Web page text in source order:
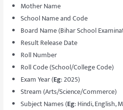
Mother Name
School Name and Code
Board Name (Bihar School
Result Release Date
Roll Number
Roll Code (School/College Code)
Exam Year (Eg: 2025)
Stream (Arts/Science/Commerce)
Subject Names (Eg: Hindi, English,